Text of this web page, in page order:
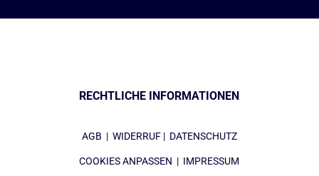
RECHTLICHE INFORMATIONEN
AGB | WIDERRUF| DATENSCHUTZ
COOKIES ANPASSEN | IMPRESSUM